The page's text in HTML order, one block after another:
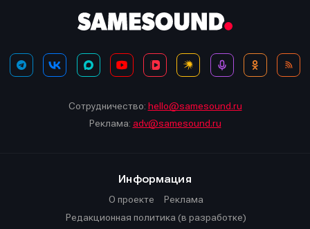
Сотрудничество: hello@samesound.ru
Реклама: adv@samesound.ru
Информация
О проекте
Реклама
Редакционная политика (в разработке)